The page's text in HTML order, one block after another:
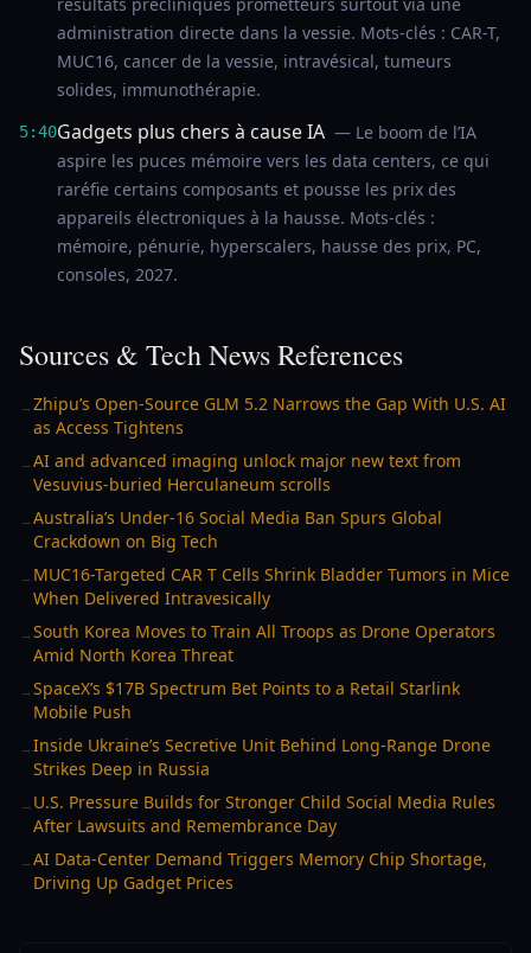
administration directe dans la vessie. Mots-clés : CAR-T,
MUC16, cancer de la vessie, intravésical, tumeurs
solides, immunothérapie.
5:40Gadgets plus chers à cause IA — Le boom de l’IA
aspire les puces mémoire vers les data centers, ce qui
raréfie certains composants et pousse les prix des
appareils électroniques à la hausse. Mots-clés :
mémoire, pénurie, hyperscalers, hausse des prix, PC,
consoles, 2027.
Sources & Tech News References
→Zhipu’s Open-Source GLM 5.2 Narrows the Gap With U.S. AI
as Access Tightens
→AI and advanced imaging unlock major new text from
Vesuvius-buried Herculaneum scrolls
→Australia’s Under-16 Social Media Ban Spurs Global
Crackdown on Big Tech
→ MUC16-Targeted CAR T Cells Shrink Bladder Tumors in Mice
When Delivered Intravesically
→South Korea Moves to Train All Troops as Drone Operators
Amid North Korea Threat
→SpaceX’s $17B Spectrum Bet Points to a Retail Starlink
Mobile Push
→Inside Ukraine’s Secretive Unit Behind Long-Range Drone
Strikes Deep in Russia
→ U.S. Pressure Builds for Stronger Child Social Media Rules
After Lawsuits and Remembrance Day
→AI Data-Center Demand Triggers Memory Chip Shortage,
Driving Up Gadget Prices